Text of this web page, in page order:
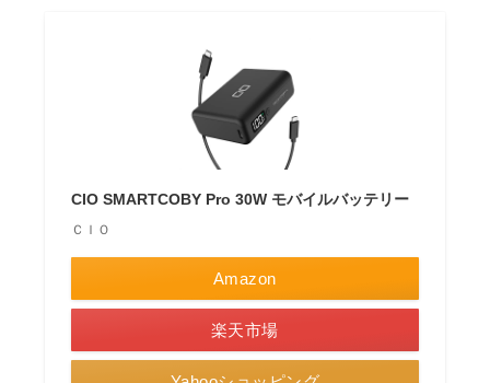
CIO SMARTCOBY Pro 30W モバイルバッテリー
ＣＩＯ
Amazon
楽天市場